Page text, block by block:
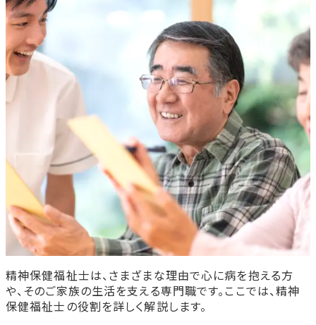
その他のスクール（通信制）
一番おすすめな進路は精神保健福祉士の専門学校
効率よく「最短ルート」でプロになれる
実践的な学びで即戦力になれる
充実した就職サポートで不安を解消できる
進路選びで失敗しないためのチェックポイント
自分の学習スタイルに合っているか
実習環境と就職サポート体制は整っている
か
どのような講師から学べるか
取得できる資格は何があるか
学費はどれくらいかかるか
精神保健福祉士を目指す人からよくある質問
独学で精神保健福祉士の国家資格は取れま
すか？
相談業務の経験がないのですが大丈夫です
か？
精神疾患に関する知識がなくても大丈夫で
精神保健福祉士は、さまざまな理由で心に病を抱える方
や、そのご家族の生活を支える専門職です。ここでは、精神
保健福祉士の役割を詳しく解説します。